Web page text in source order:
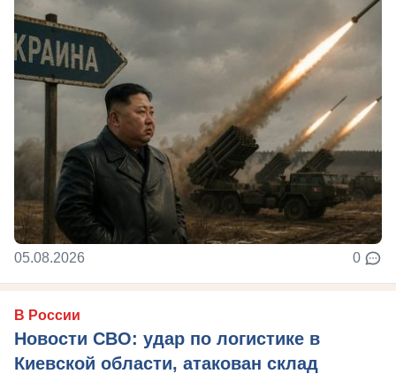
05.08.2026 0
В России
Новости СВО: удар по логистике в
Киевской области, атакован склад